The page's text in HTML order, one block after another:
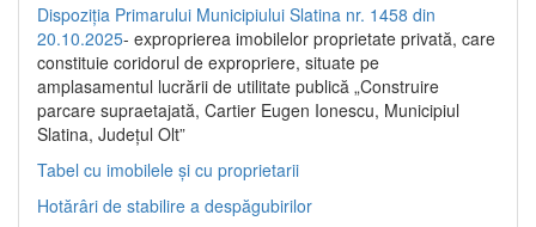
Dispoziția Primarului Municipiului Slatina nr. 1458 din
20.10.2025- exproprierea imobilelor proprietate privată, care
constituie coridorul de expropriere, situate pe
amplasamentul lucrării de utilitate publică „Construire
parcare supraetajată, Cartier Eugen Ionescu, Municipiul
Slatina, Județul Olt”
Tabel cu imobilele și cu proprietarii
Hotărâri de stabilire a despăgubirilor